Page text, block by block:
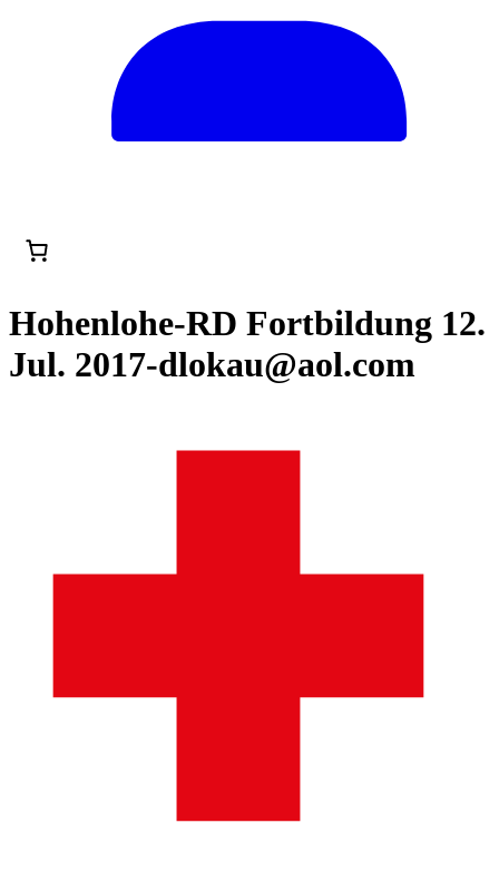
Hohenlohe-RD Fortbildung 12.
Jul. 2017-dlokau@aol.com